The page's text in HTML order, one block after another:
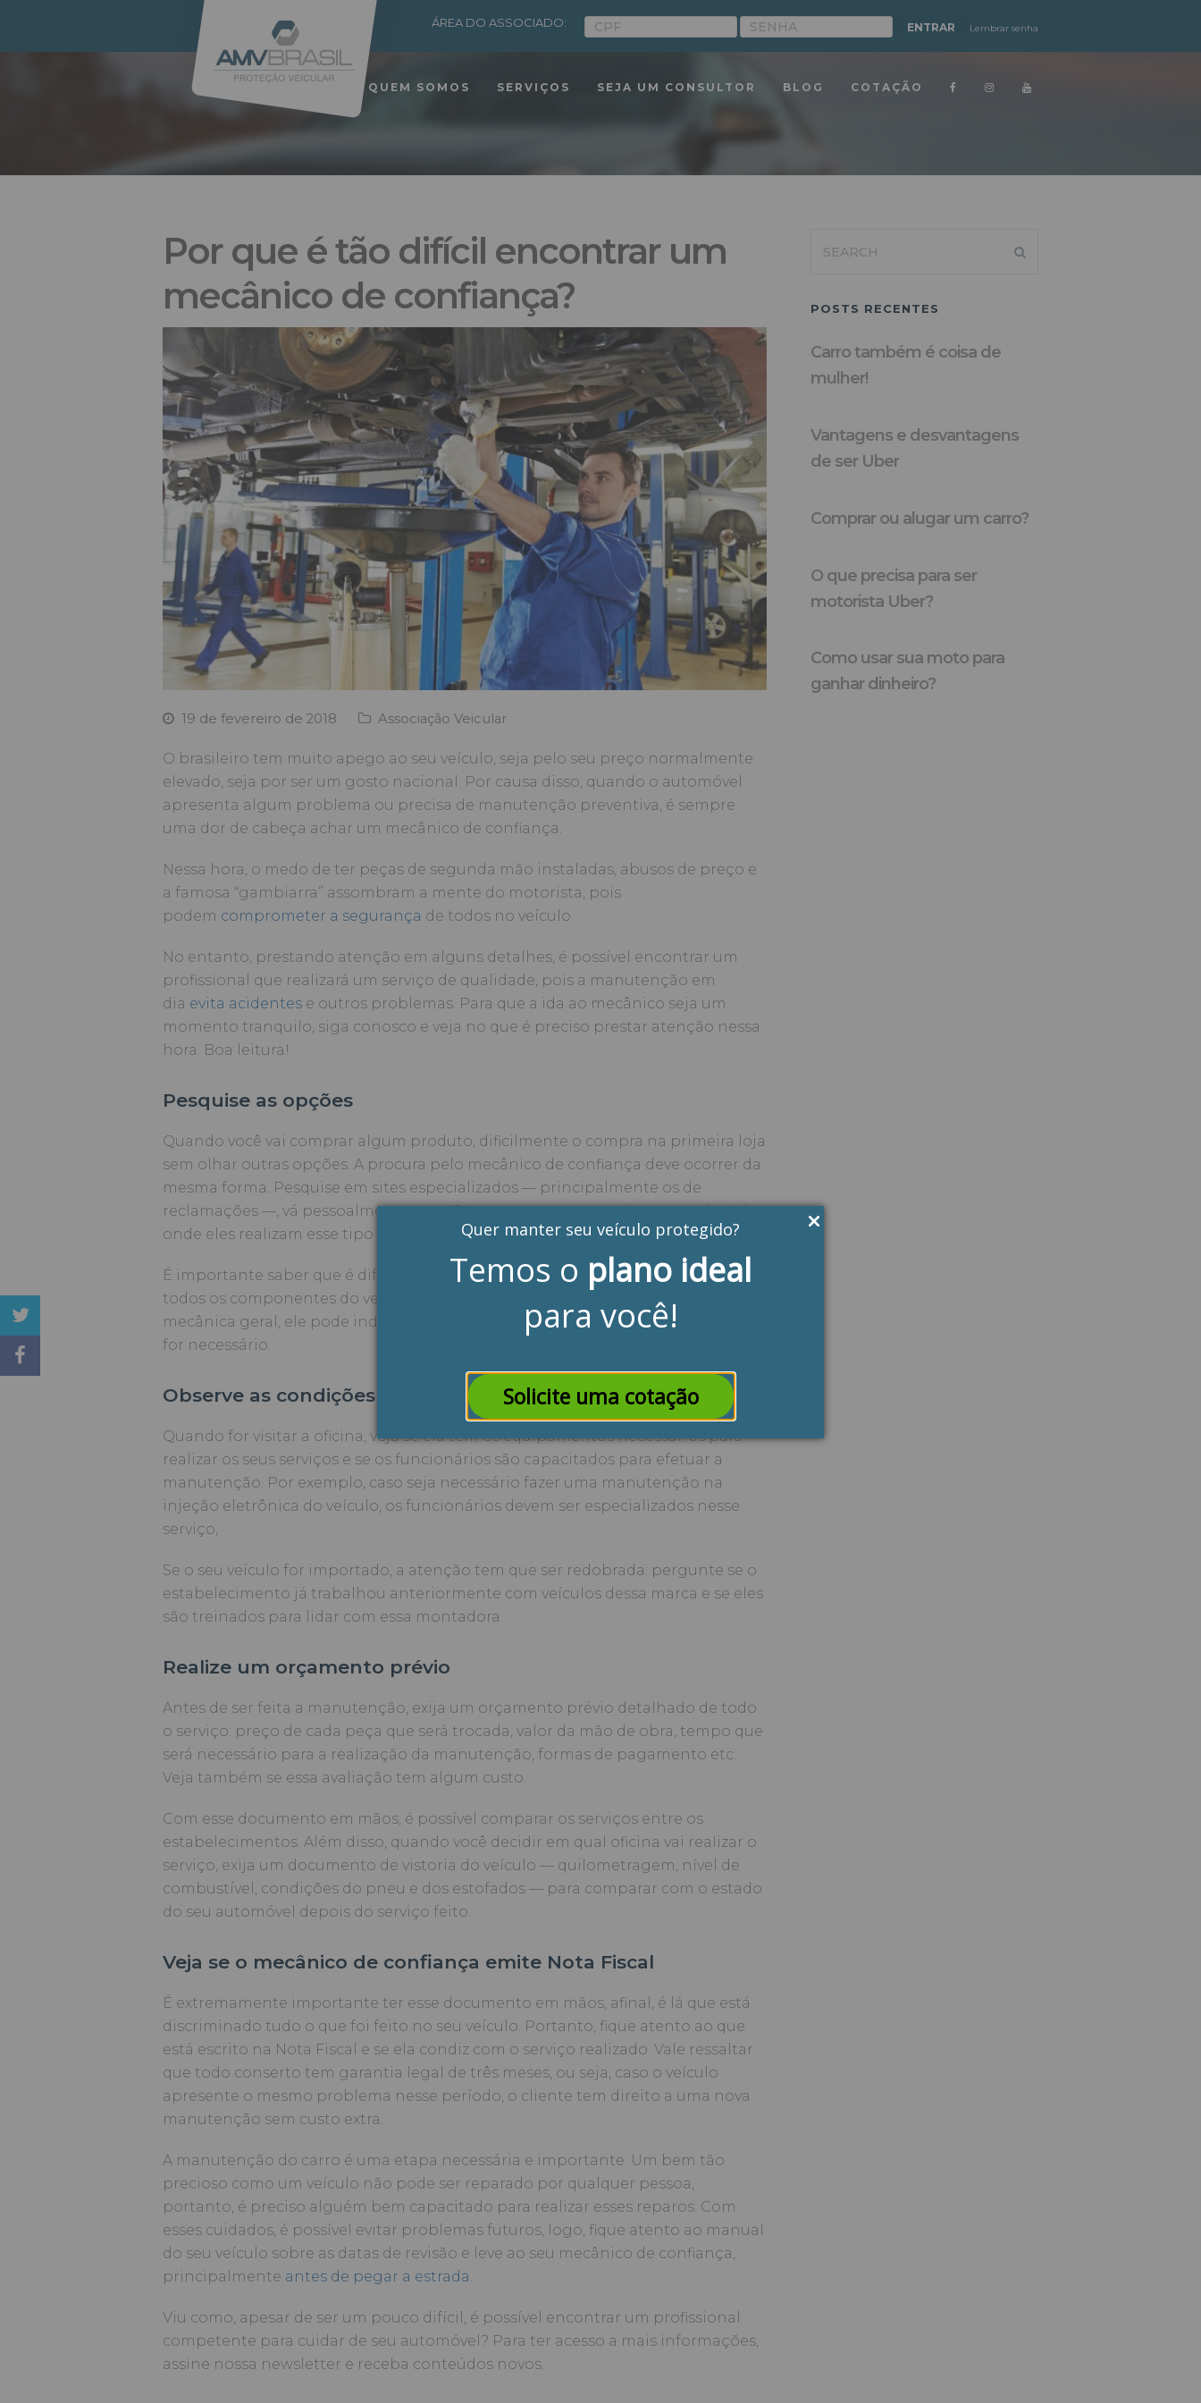
Quer manter seu veículo protegido?
Temos o plano ideal
para você!
Solicite uma cotação
ÁREA DO ASSOCIADO: Lembrar senha
QUEM SOMOS SERVIÇOS SEJA UM CONSULTOR BLOG COTAÇÃO
Por que é tão difícil encontrar um
mecânico de confiança?
19 de fevereiro de 2018 Associação Veicular
O brasileiro tem muito apego ao seu veículo, seja pelo seu preço normalmente
elevado, seja por ser um gosto nacional. Por causa disso, quando o automóvel
apresenta algum problema ou precisa de manutenção preventiva, é sempre
uma dor de cabeça achar um mecânico de confiança.
Nessa hora, o medo de ter peças de segunda mão instaladas, abusos de preço e
a famosa “gambiarra” assombram a mente do motorista, pois
podem comprometer a segurança de todos no veículo.
No entanto, prestando atenção em alguns detalhes, é possível encontrar um
profissional que realizará um serviço de qualidade, pois a manutenção em
dia evita acidentes e outros problemas. Para que a ida ao mecânico seja um
momento tranquilo, siga conosco e veja no que é preciso prestar atenção nessa
hora. Boa leitura!
Pesquise as opções
Quando você vai comprar algum produto, dificilmente o compra na primeira loja
sem olhar outras opções. A procura pelo mecânico de confiança deve ocorrer da
mesma forma. Pesquise em sites especializados — principalmente os de
reclamações —, vá pessoalmente nas oficinas e pergunte a amigos e conhecidos
onde eles realizam esse tipo de serviço.
É importante saber que é difícil achar um mecânico que seja especialista em
todos os componentes do veículo, mas achando um bom profissional em
mecânica geral, ele pode indicar pessoas de confiança em outras áreas, quando
for necessário.
Observe as condições de trabalho
Quando for visitar a oficina, veja se ela tem os equipamentos necessários para
realizar os seus serviços e se os funcionários são capacitados para efetuar a
manutenção. Por exemplo, caso seja necessário fazer uma manutenção na
injeção eletrônica do veículo, os funcionários devem ser especializados nesse
serviço,
Se o seu veículo for importado, a atenção tem que ser redobrada: pergunte se o
estabelecimento já trabalhou anteriormente com veículos dessa marca e se eles
são treinados para lidar com essa montadora.
Realize um orçamento prévio
Antes de ser feita a manutenção, exija um orçamento prévio detalhado de todo
o serviço: preço de cada peça que será trocada, valor da mão de obra, tempo que
será necessário para a realização da manutenção, formas de pagamento etc.
Veja também se essa avaliação tem algum custo.
Com esse documento em mãos, é possível comparar os serviços entre os
estabelecimentos. Além disso, quando você decidir em qual oficina vai realizar o
serviço, exija um documento de vistoria do veículo — quilometragem, nível de
combustível, condições do pneu e dos estofados — para comparar com o estado
do seu automóvel depois do serviço feito.
Veja se o mecânico de confiança emite Nota Fiscal
É extremamente importante ter esse documento em mãos, afinal, é lá que está
discriminado tudo o que foi feito no seu veículo. Portanto, fique atento ao que
está escrito na Nota Fiscal e se ela condiz com o serviço realizado. Vale ressaltar
que todo conserto tem garantia legal de três meses, ou seja, caso o veículo
apresente o mesmo problema nesse período, o cliente tem direito a uma nova
manutenção sem custo extra.
A manutenção do carro é uma etapa necessária e importante. Um bem tão
precioso como um veículo não pode ser reparado por qualquer pessoa,
portanto, é preciso alguém bem capacitado para realizar esses reparos. Com
esses cuidados, é possível evitar problemas futuros, logo, fique atento ao manual
do seu veículo sobre as datas de revisão e leve ao seu mecânico de confiança,
principalmente antes de pegar a estrada.
Viu como, apesar de ser um pouco difícil, é possível encontrar um profissional
competente para cuidar de seu automóvel? Para ter acesso a mais informações,
assine nossa newsletter e receba conteúdos novos.
POSTS RECENTES
Carro também é coisa de
mulher!
Vantagens e desvantagens
de ser Uber
Comprar ou alugar um carro?
O que precisa para ser
motorista Uber?
Como usar sua moto para
ganhar dinheiro?